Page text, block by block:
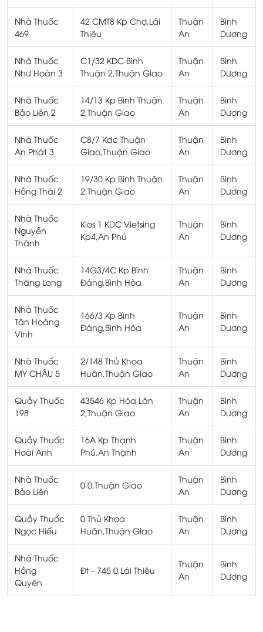
Nhà Thuốc
469
42 CMT8 Kp Chợ,Lái
Thiêu
Thuận
An
Bình
Dương
Nhà Thuốc
Như Hoàn 3
C1/32 KDC Bình
Thuận 2,Thuận Giao
Thuận
An
Bình
Dương
Nhà Thuốc
Bảo Liên 2
14/13 Kp Bình Thuận
2,Thuận Giao
Thuận
An
Bình
Dương
Nhà Thuốc
An Phát 3
C8/7 Kdc Thuận
Giao,Thuận Giao
Thuận
An
Bình
Dương
Nhà Thuốc
Hồng Thái 2
19/30 Kp Bình Thuận
2,Thuận Giao
Thuận
An
Bình
Dương
Nhà Thuốc
Nguyễn
Thành
Kios 1 KDC Vietsing
Kp4,An Phú
Thuận
An
Bình
Dương
Nhà Thuốc
Thăng Long
14G3/4C Kp Bình
Đáng,Bình Hòa
Thuận
An
Bình
Dương
Nhà Thuốc
Tân Hoàng
Vinh
166/3 Kp Bình
Đáng,Bình Hòa
Thuận
An
Bình
Dương
Nhà Thuốc
MY CHÂU 5
2/148 Thủ Khoa
Huân,Thuận Giao
Thuận
An
Bình
Dương
Quầy Thuốc
198
43546 Kp Hòa Lân
2,Thuận Giao
Thuận
An
Bình
Dương
Quầy Thuốc
Hoài Anh
16A Kp Thạnh
Phú,An Thạnh
Thuận
An
Bình
Dương
Nhà Thuốc
Bảo Liên
0 0,Thuận Giao
Thuận
An
Bình
Dương
Quầy Thuốc
Ngọc Hiếu
0 Thủ Khoa
Huân,Thuận Giao
Thuận
An
Bình
Dương
Nhà Thuốc
Hồng
Quyên
Đt - 745 0,Lái Thiêu
Thuận
An
Bình
Dương